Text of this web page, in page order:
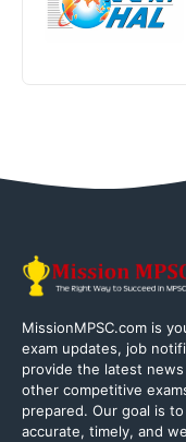
MissionMPSC.com is
exam updates, job
provide the latest news
other competitive
prepared. Our goal is
accurate, timely, and